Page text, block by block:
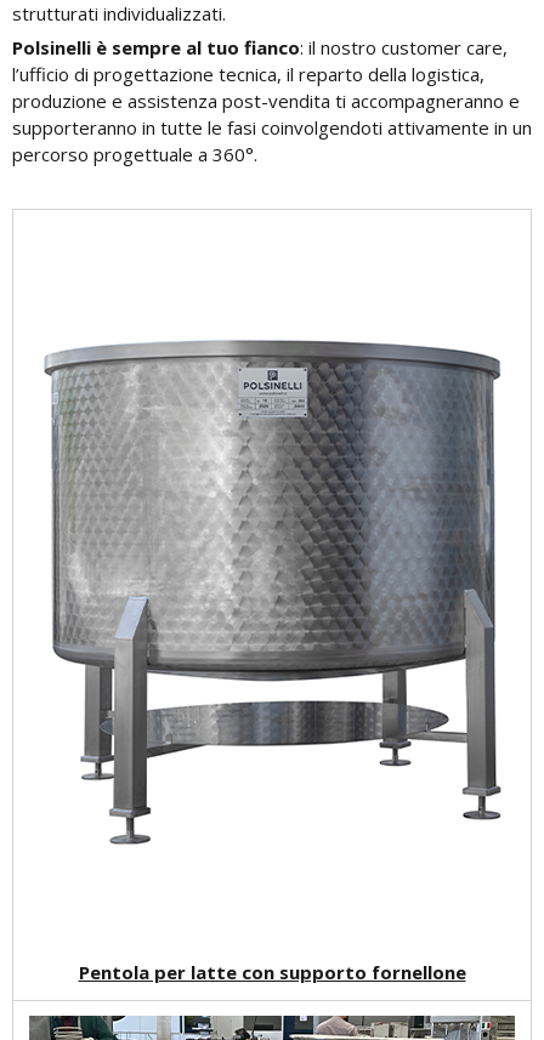
strutturati individualizzati.
Polsinelli è sempre al tuo fianco: il nostro customer care,
l’ufficio di progettazione tecnica, il reparto della logistica,
produzione e assistenza post-vendita ti accompagneranno e
supporteranno in tutte le fasi coinvolgendoti attivamente in un
percorso progettuale a 360°.
Pentola per latte con supporto fornellone